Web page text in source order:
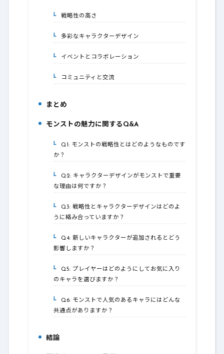
2-1.戦略性の高さ
2-2.多彩なキャラクターデザイン
2-3.イベントとコラボレーション
2-4.コミュニティと交流
まとめ
モンストの魅力に関するQ&A
4-1.Q1: モンストの戦略性とはどのようなものです
か？
4-2.Q2: キャラクターデザインがモンストで重要
な理由は何ですか？
4-3.Q3: 戦略性とキャラクターデザインはどのよ
うに絡み合っていますか？
4-4.Q4: 新しいキャラクターが追加されるとどう
影響しますか？
4-5.Q5: プレイヤーはどのようにしてお気に入り
のキャラを選びますか？
4-6.Q6: モンストで人気のあるキャラにはどんな
共通点がありますか？
5.結論